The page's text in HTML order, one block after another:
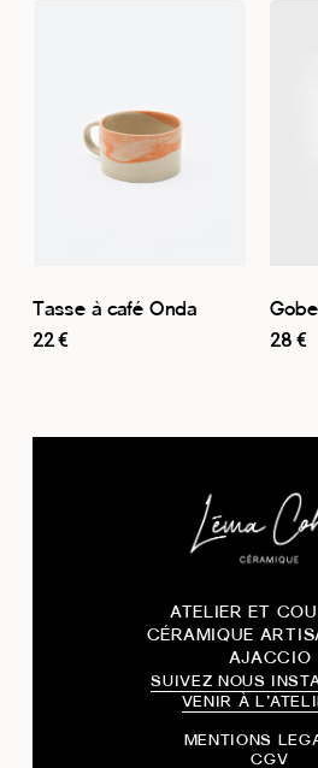
Tasse à café Onda
22€ 28 €
ATELIER ET
CÉRAMIQUE
AJACCIO
SUIVEZ NOUS
VENIR À
MENTIONS
CGV